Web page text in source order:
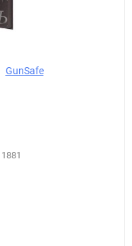
GunSafe
1881